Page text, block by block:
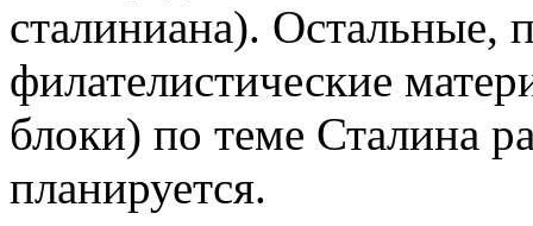
сталиниана). Остальные,
филателистические
блоки) по теме Сталина
планируется.